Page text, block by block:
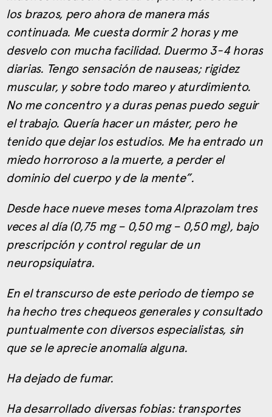
los brazos, pero ahora de manera más
continuada. Me cuesta dormir 2 horas y me
desvelo con mucha facilidad. Duermo 3-4 horas
diarias. Tengo sensación de nauseas; rigidez
muscular, y sobre todo mareo y aturdimiento.
No me concentro y a duras penas puedo seguir
el trabajo. Quería hacer un máster, pero he
tenido que dejar los estudios. Me ha entrado un
miedo horroroso a la muerte, a perder el
dominio del cuerpo y de la mente”.
Desde hace nueve meses toma Alprazolam tres
veces al día (0,75 mg – 0,50 mg – 0,50 mg), bajo
prescripción y control regular de un
neuropsiquiatra.
En el transcurso de este periodo de tiempo se
ha hecho tres chequeos generales y consultado
puntualmente con diversos especialistas, sin
que se le aprecie anomalía alguna.
Ha dejado de fumar.
Ha desarrollado diversas fobias: transportes